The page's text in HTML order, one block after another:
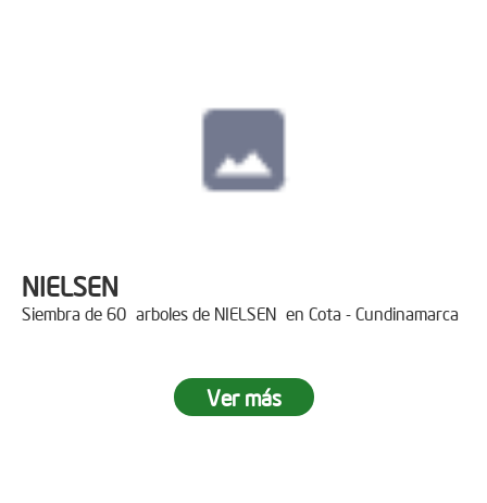
NIELSEN
Siembra de 60 arboles de NIELSEN en Cota - Cundinamarca
Ver más